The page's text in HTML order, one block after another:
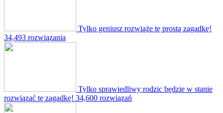
Tylko geniusz rozwiąże tę prostą zagadkę!
34,493 rozwiązania
Tylko sprawiedliwy rodzic będzie w stanie
rozwiązać tę zagadkę! 34,600 rozwiązań